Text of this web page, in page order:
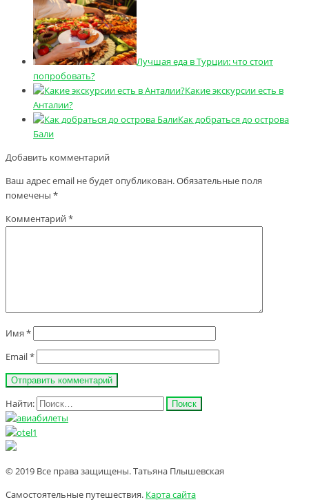
Лучшая еда в Турции: что стоит
попробовать?
Какие экскурсии есть в
Анталии?
Как добраться до острова
Бали
Добавить комментарий
Ваш адрес email не будет опубликован.Обязательные поля
помечены *
Комментарий*
Имя *
Email*
Найти:
© 2019 Все права защищены. Татьяна Плышевская
Самостоятельные путешествия. Карта сайта